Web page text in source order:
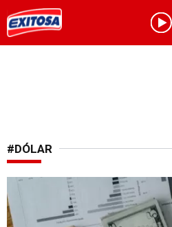
#DÓLAR
Economía en Perú